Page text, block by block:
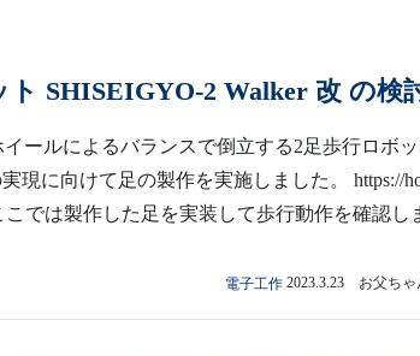
SHISEIGYO-2 Walker 改 の検
ールによるバランスで倒立する2足歩行ロボッ
現に向けて足の製作を実施しました。 https://
こでは製作した足を実装して歩行動作を確認し
電子工作 2023.3.23 お父ちゃ